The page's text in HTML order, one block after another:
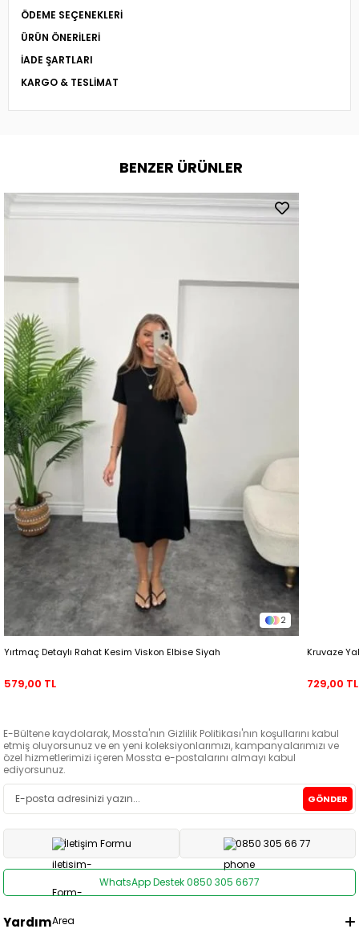
ÖDEME SEÇENEKLERI
ÜRÜN ÖNERILERI
İADE ŞARTLARI
KARGO & TESLIMAT
BENZER ÜRÜNLER
2
Yırtmaç Detaylı Rahat Kesim Viskon Elbise Siyah
579,00 TL
Kruvaze
729,00 TL
E-Bültene kaydolarak, Mossta'nın Gizlilik Politikası'nın koşullarını kabul
etmiş oluyorsunuz ve en yeni koleksiyonlarımızı, kampanyalarımızı ve
özel hizmetlerimizi içeren Mossta e-postalarını almayı kabul
ediyorsunuz.
GÖNDER
İletişim Formu 0850 305 66 77
WhatsApp Destek 0850 305 6677
Yardım